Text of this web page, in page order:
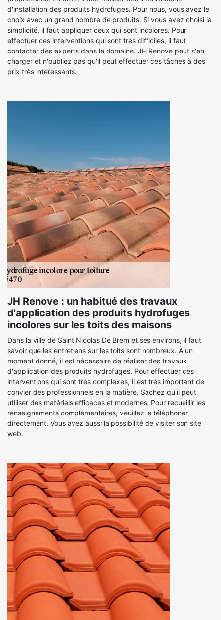
d'installation des produits hydrofuges. Pour nous, vous avez le
choix avec un grand nombre de produits. Si vous avez choisi la
simplicité, il faut appliquer ceux qui sont incolores. Pour
effectuer ces interventions qui sont très difficiles, il faut
contacter des experts dans le domaine. JH Renove peut s'en
charger et n'oubliez pas qu'il peut effectuer ces tâches à des
prix très intéressants.
JH Renove : un habitué des travaux
d'application des produits hydrofuges
incolores sur les toits des maisons
Dans la ville de Saint Nicolas De Brem et ses environs, il faut
savoir que les entretiens sur les toits sont nombreux. À un
moment donné, il est nécessaire de réaliser des travaux
d'application des produits hydrofuges. Pour effectuer ces
interventions qui sont très complexes, il est très important de
convier des professionnels en la matière. Sachez qu'il peut
utiliser des matériels efficaces et modernes. Pour recueillir les
renseignements complémentaires, veuillez le téléphoner
directement. Vous avez aussi la possibilité de visiter son site
web.